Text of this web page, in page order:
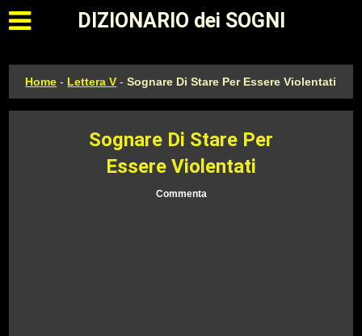
Apri il menu principale
DIZIONARIO dei SOGNI
Home - Lettera V -Sognare Di Stare Per Essere Violentati
Sognare Di Stare Per
Essere Violentati
Commenta